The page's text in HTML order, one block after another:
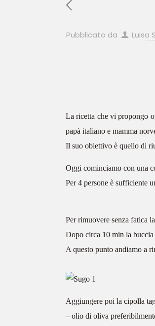
Pubblicato da Luisa
La ricetta che vi propongo
papà italiano e mamma
Il suo obiettivo è quello di
Oggi cominciamo con una
Per 4 persone è sufficiente
Per rimuovere senza fatica
Dopo circa 10 min la buccia
A questo punto andiamo a
Aggiungere poi la cipolla
– olio di oliva